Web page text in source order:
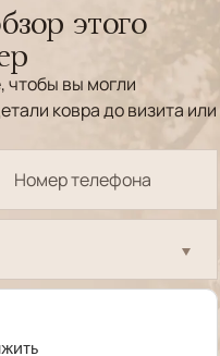
этого
вы могли
ковра до визита или